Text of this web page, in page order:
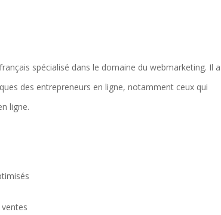
spécialisé dans le domaine du webmarketing. Il a
des entrepreneurs en ligne, notamment ceux qui
ligne.